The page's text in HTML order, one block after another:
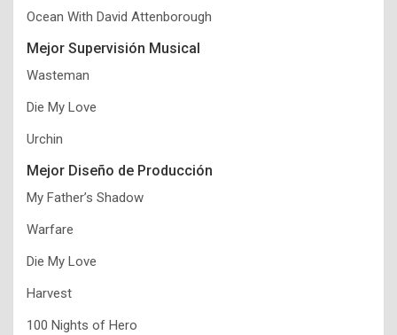
Ocean With David Attenborough
Mejor Supervisión Musical
Wasteman
Die My Love
Urchin
Mejor Diseño de Producción
My Father’s Shadow
Warfare
Die My Love
Harvest
100 Nights of Hero